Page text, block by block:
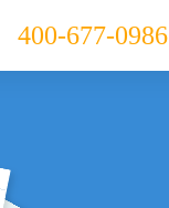
400-677-0986